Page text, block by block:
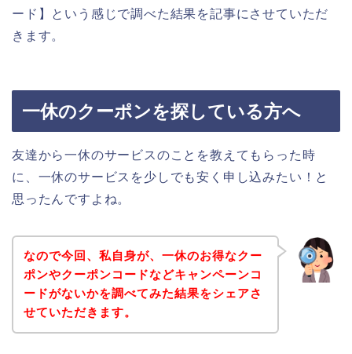
ード】という感じで調べた結果を記事にさせていただ
きます。
一休のクーポンを探している方へ
友達から一休のサービスのことを教えてもらった時
に、一休のサービスを少しでも安く申し込みたい！と
思ったんですよね。
なので今回、私自身が、一休のお得なクー
ポンやクーポンコードなどキャンペーンコ
ードがないかを調べてみた結果をシェアさ
せていただきます。